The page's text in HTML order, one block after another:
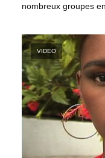
nombreux groupes
VIDEO